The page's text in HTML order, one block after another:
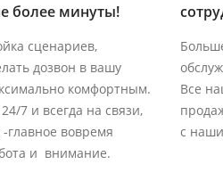
более минуты!
сценариев,
дозвон в вашу
комфортным.
7 и всегда на связи,
главное вовремя
и внимание.
Все
с